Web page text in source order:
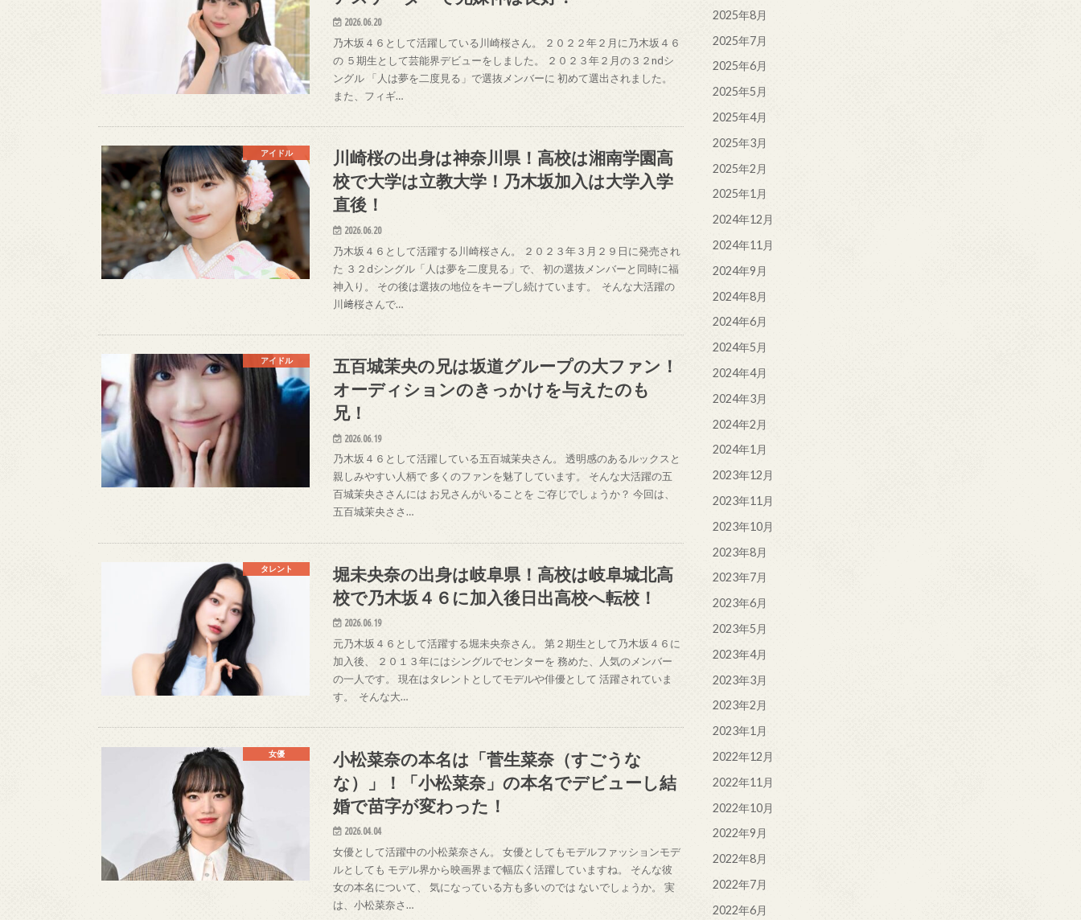
2026.06.20
乃木坂４６として活躍している川崎桜さん。 ２０２２年２月に乃木坂４６
の ５期生として芸能界デビューをしました。 ２０２３年２月の３２ndシ
ングル 「人は夢を二度見る」で選抜メンバーに 初めて選出されました。
また、フィギ…
アイドル
川崎桜の出身は神奈川県！高校は湘南学園高
校で大学は立教大学！乃木坂加入は大学入学
直後！
2026.06.20
乃木坂４６として活躍する川崎桜さん。 ２０２３年３月２９日に発売され
た ３２dシングル「人は夢を二度見る」で、 初の選抜メンバーと同時に福
神入り。 その後は選抜の地位をキープし続けています。 そんな大活躍の
川﨑桜さんで…
アイドル
五百城茉央の兄は坂道グループの大ファン！
オーディションのきっかけを与えたのも
兄！
2026.06.19
乃木坂４６として活躍している五百城茉央さん。 透明感のあるルックスと
親しみやすい人柄で 多くのファンを魅了しています。 そんな大活躍の五
百城茉央ささんには お兄さんがいることを ご存じでしょうか？ 今回は、
五百城茉央ささ…
タレント
堀未央奈の出身は岐阜県！高校は岐阜城北高
校で乃木坂４６に加入後日出高校へ転校！
2026.06.19
元乃木坂４６として活躍する堀未央奈さん。 第２期生として乃木坂４６に
加入後、 ２０１３年にはシングルでセンターを 務めた、人気のメンバー
の一人です。 現在はタレントとしてモデルや俳優として 活躍されていま
す。 そんな大…
女優
小松菜奈の本名は「菅生菜奈（すごうな
な）」！「小松菜奈」の本名でデビューし結
婚で苗字が変わった！
2026.04.04
女優として活躍中の小松菜奈さん。 女優としてもモデルファッションモデ
ルとしても モデル界から映画界まで幅広く活躍していますね。 そんな彼
女の本名について、 気になっている方も多いのでは ないでしょうか。 実
は、小松菜奈さ…
2025年8月
2025年7月
2025年6月
2025年5月
2025年4月
2025年3月
2025年2月
2025年1月
2024年12月
2024年11月
2024年9月
2024年8月
2024年6月
2024年5月
2024年4月
2024年3月
2024年2月
2024年1月
2023年12月
2023年11月
2023年10月
2023年8月
2023年7月
2023年6月
2023年5月
2023年4月
2023年3月
2023年2月
2023年1月
2022年12月
2022年11月
2022年10月
2022年9月
2022年8月
2022年7月
2022年6月